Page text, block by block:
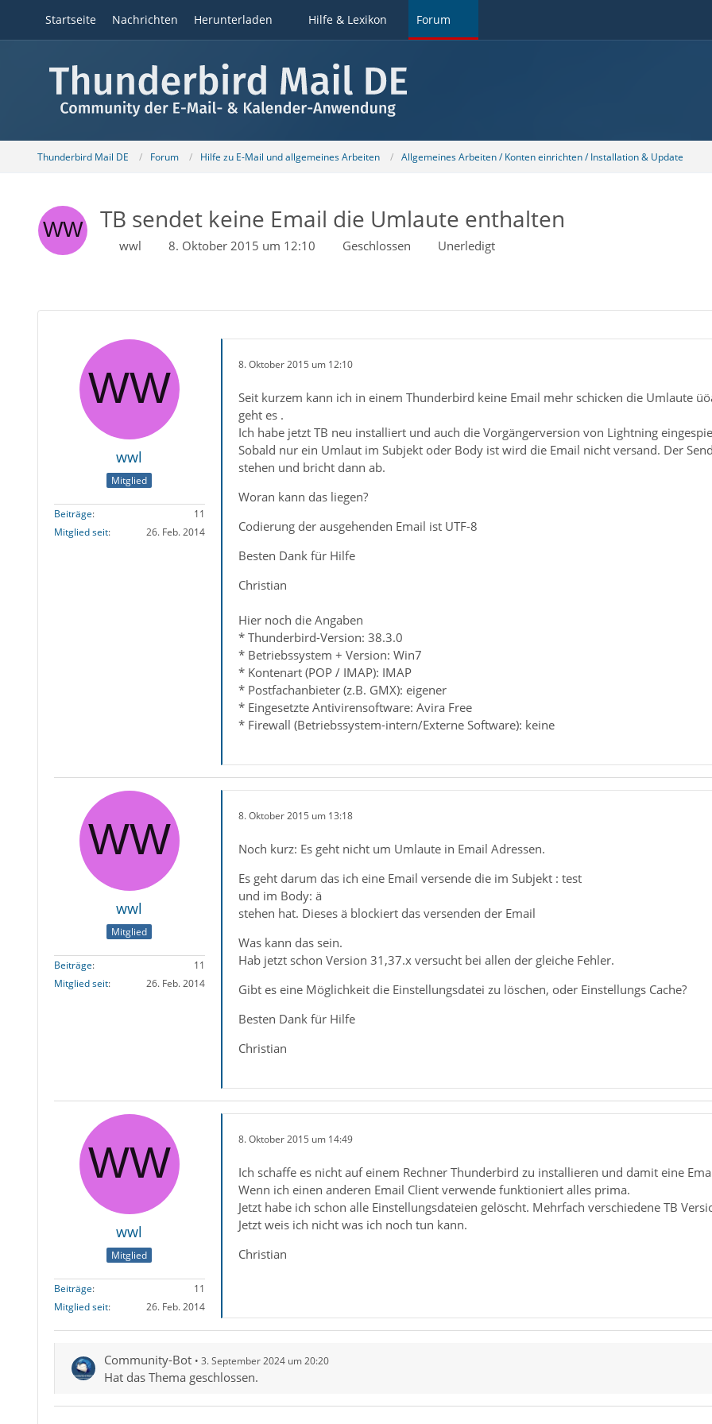
Startseite Nachrichten Herunterladen Hilfe & Lexikon Forum
Thunderbird Mail DE Forum Hilfe zu E-Mail und allgemeines Arbeiten Allgemeines Arbeiten / Konten einrichten / Installation & Update
TB sendet keine Email die Umlaute enthalten
wwl 8. Oktober 2015 um 12:10 Geschlossen Unerledigt
wwl
Mitglied
Beiträge
11
Mitglied seit
26. Feb. 2014
8. Oktober 2015 um 12:10
Seit kurzem kann ich in einem Thunderbird keine Email mehr schicken die Umlaute
geht es .
Ich habe jetzt TB neu installiert und auch die Vorgängerversion von Lightning
Sobald nur ein Umlaut im Subjekt oder Body ist wird die Email nicht versand. Der
stehen und bricht dann ab.
Woran kann das liegen?
Codierung der ausgehenden Email ist UTF-8
Besten Dank für Hilfe
Christian
Hier noch die Angaben
* Thunderbird-Version: 38.3.0
* Betriebssystem + Version: Win7
* Kontenart (POP / IMAP): IMAP
* Postfachanbieter (z.B. GMX): eigener
* Eingesetzte Antivirensoftware: Avira Free
* Firewall (Betriebssystem-intern/Externe Software): keine
wwl
Mitglied
Beiträge
11
Mitglied seit
26. Feb. 2014
8. Oktober 2015 um 13:18
Noch kurz: Es geht nicht um Umlaute in Email Adressen.
Es geht darum das ich eine Email versende die im Subjekt : test
und im Body: ä
stehen hat. Dieses ä blockiert das versenden der Email
Was kann das sein.
Hab jetzt schon Version 31,37.x versucht bei allen der gleiche Fehler.
Gibt es eine Möglichkeit die Einstellungsdatei zu löschen, oder Einstellungs Cache?
Besten Dank für Hilfe
Christian
wwl
Mitglied
Beiträge
11
Mitglied seit
26. Feb. 2014
8. Oktober 2015 um 14:49
Ich schaffe es nicht auf einem Rechner Thunderbird zu installieren und damit eine
Wenn ich einen anderen Email Client verwende funktioniert alles prima.
Jetzt habe ich schon alle Einstellungsdateien gelöscht. Mehrfach verschiedene TB
Jetzt weis ich nicht was ich noch tun kann.
Christian
Community-Bot 3. September 2024 um 20:20
Hat das Thema geschlossen.